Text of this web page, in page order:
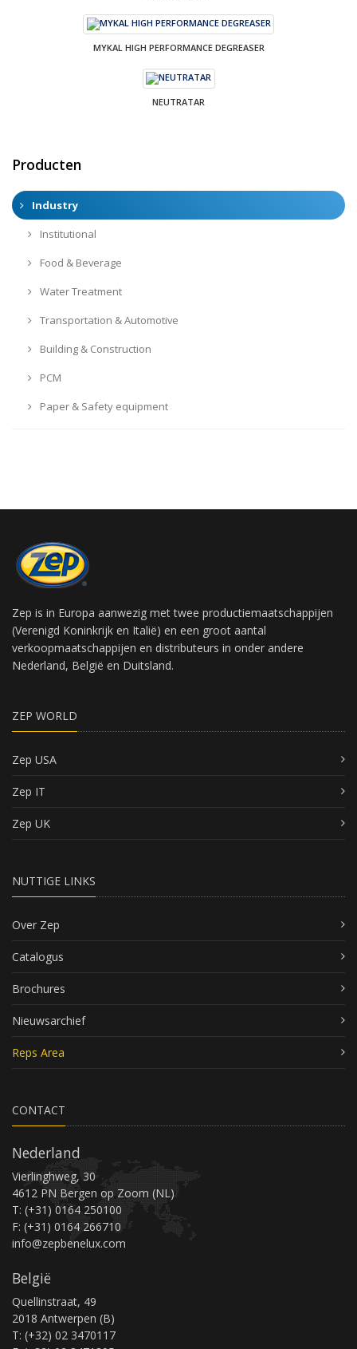
MYKAL HIGH PERFORMANCE DEGREASER
NEUTRATAR
Producten
Industry
Institutional
Food & Beverage
Water Treatment
Transportation & Automotive
Building & Construction
PCM
Paper & Safety equipment
Zep is in Europa aanwezig met twee productiemaatschappijen
(Verenigd Koninkrijk en Italië) en een groot aantal
verkoopmaatschappijen en distributeurs in onder andere
Nederland, België en Duitsland.
ZEP WORLD
Zep USA
Zep IT
Zep UK
NUTTIGE LINKS
Over Zep
Catalogus
Brochures
Nieuwsarchief
Reps Area
CONTACT
Nederland
Vierlinghweg, 30
4612 PN Bergen op Zoom (NL)
T: (+31) 0164 250100
F: (+31) 0164 266710
info@zepbenelux.com
België
Quellinstraat, 49
2018 Antwerpen (B)
T: (+32) 02 3470117